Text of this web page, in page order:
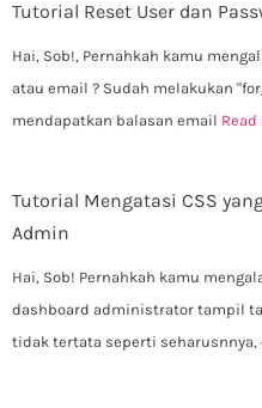
Tutorial Reset User dan
Hai, Sob!, Pernahkah kamu
atau email ? Sudah melakukan
mendapatkan balasan email Read
Tutorial Mengatasi CSS
Admin
Hai, Sob! Pernahkah kamu
dashboard administrator tampil
tidak tertata seperti seharusnnya,